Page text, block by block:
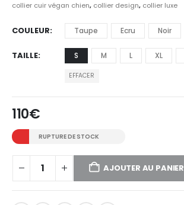
collier cuir végan chien, collier design, collier luxe
COULEUR Taupe Ecru Noir
TAILLE S M L XL
EFFACER
110€
RUPTURE DE STOCK
AJOUTER AU PANIER